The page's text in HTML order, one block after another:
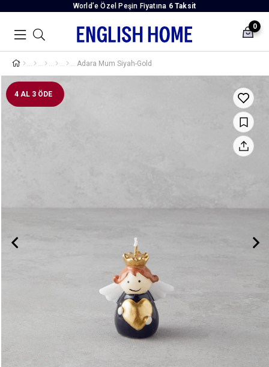
World’e Özel Peşin Fiyatına 6 Taksit
0
Adara Mum Siyah-Gold
4 AL 3 ÖDE